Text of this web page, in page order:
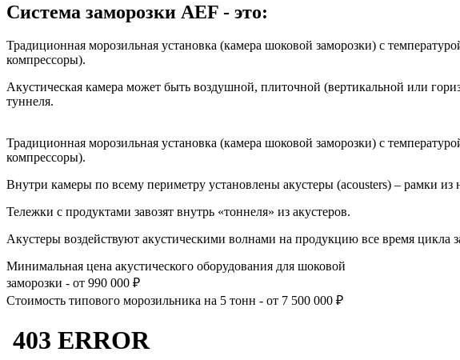
Система заморозки AEF - это:
Традиционная морозильная установка (камера шоковой заморозки) с
компрессоры).
Акустическая камера может быть воздушной, плиточной (вертикальной или
туннеля.
Традиционная морозильная установка (камера шоковой заморозки) с
компрессоры).
Внутри камеры по всему периметру установлены акустеры (acousters) – рамки
Тележки с продуктами завозят внутрь «тоннеля» из акустеров.
Акустеры воздействуют акустическими волнами на продукцию все время цикла
Минимальная цена акустического оборудования для шоковой
заморозки - от 990 000 ₽
Стоимость типового морозильника на 5 тонн - от 7 500 000 ₽